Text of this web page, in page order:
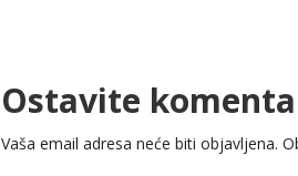
Ostavite
Vaša email adresa neće biti objavljena.